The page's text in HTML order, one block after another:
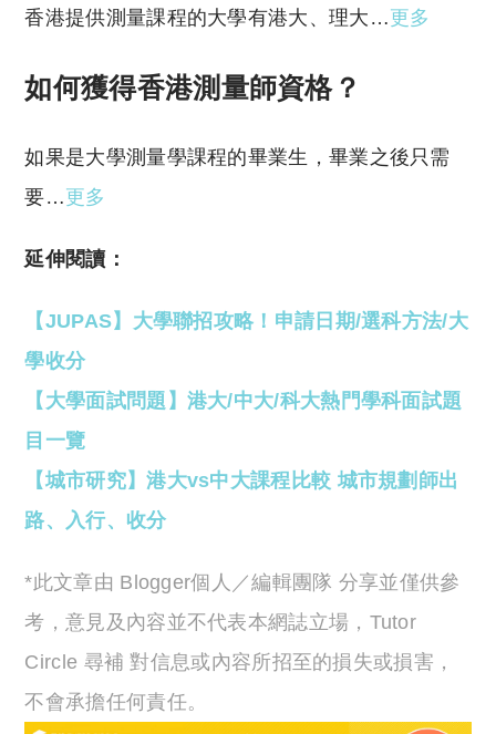
香港提供測量課程的大學有港大、理大…更多
如何獲得香港測量師資格？
如果是大學測量學課程的畢業生，畢業之後只需
要…更多
延伸閱讀：
【JUPAS】大學聯招攻略！申請日期/選科方法/大
學收分
【大學面試問題】港大/中大/科大熱門學科面試題
目一覽
【城市研究】港大vs中大課程比較 城市規劃師出
路、入行、收分
*此文章由 Blogger個人／編輯團隊 分享並僅供參
考，意見及內容並不代表本網誌立場，Tutor
Circle 尋補 對信息或內容所招至的損失或損害，
不會承擔任何責任。